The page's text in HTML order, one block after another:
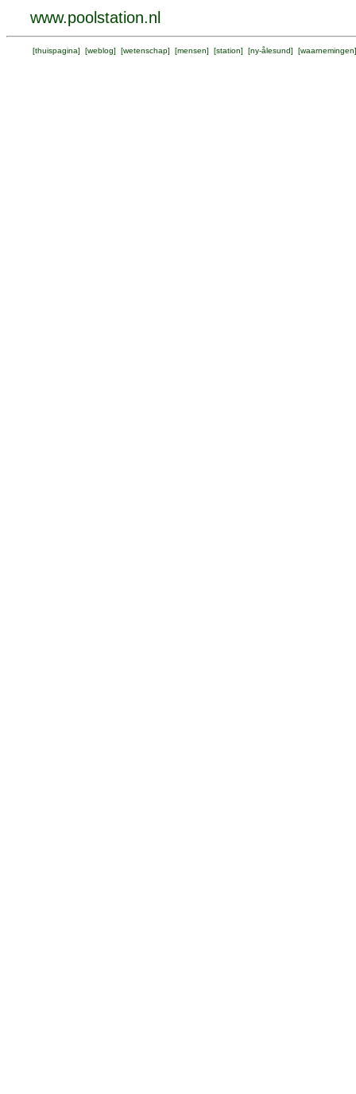
www.poolstation.nl
[thuispagina] [weblog] [wetenschap] [mensen] [station] [ny-ålesund] [waarnemingen